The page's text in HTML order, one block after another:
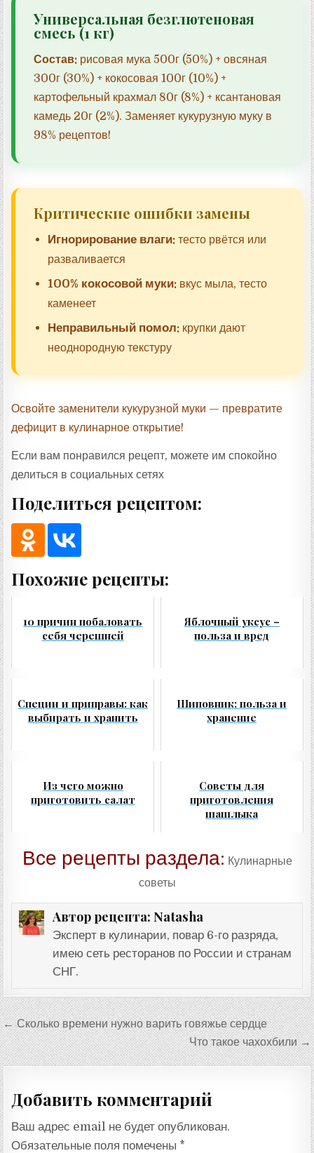
Универсальная безглютеновая
смесь (1 кг)
Состав: рисовая мука 500г (50%) + овсяная
300г (30%) + кокосовая 100г (10%) +
картофельный крахмал 80г (8%) + ксантановая
камедь 20г (2%). Заменяет кукурузную муку в
98% рецептов!
Критические ошибки замены
Игнорирование влаги: тесто рвётся или
разваливается
100% кокосовой муки: вкус мыла, тесто
каменеет
Неправильный помол: крупки дают
неоднородную текстуру
Освойте заменители кукурузной муки — превратите
дефицит в кулинарное открытие!
Если вам понравился рецепт, можете им спокойно
делиться в социальных сетях
Поделиться рецептом:
Похожие рецепты:
10 причин побаловать
себя черешней
Яблочный уксус –
польза и вред
Специи и приправы: как
выбирать и хранить
Шиповник: польза и
хранение
Из чего можно
приготовить салат
Советы для
приготовления
шашлыка
Все рецепты раздела: Кулинарные
советы
Автор рецепта: Natasha
Эксперт в кулинарии, повар 6-го разряда,
имею сеть ресторанов по России и странам
СНГ.
Навигация
по
записям
← Сколько времени нужно варить говяжье сердце
Что такое чахохбили →
Добавить комментарий
Ваш адрес email не будет опубликован.
Обязательные поля помечены *